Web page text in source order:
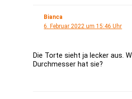
Bianca
6. Februar 2022 um 15:46 Uhr
Die Torte sieht ja lecker aus.
Durchmesser hat sie?